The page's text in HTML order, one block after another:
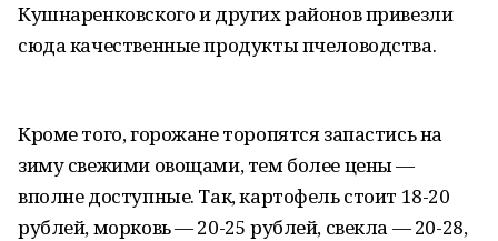
Кушнаренковского и других районов привезли
сюда качественные продукты пчеловодства.
Кроме того, горожане торопятся запастись на
зиму свежими овощами, тем более цены —
вполне доступные. Так, картофель стоит 18-20
рублей, морковь — 20-25 рублей, свекла — 20-28,